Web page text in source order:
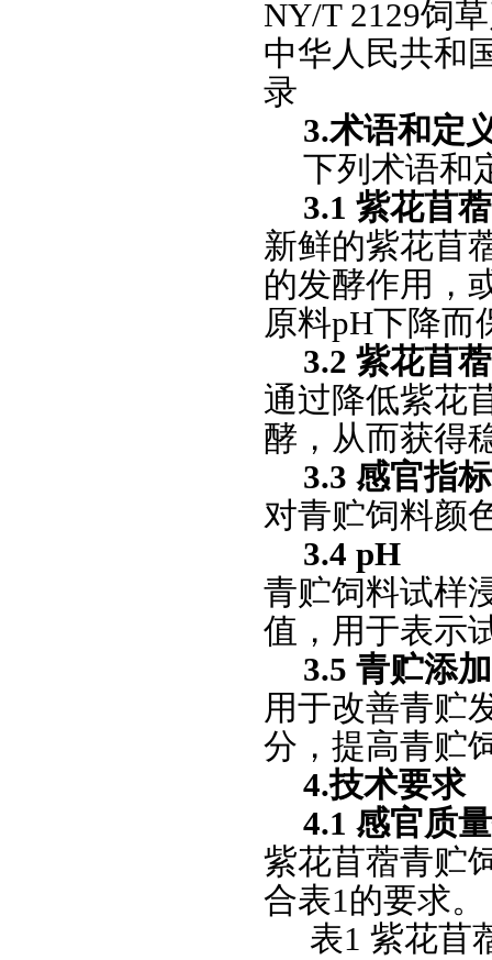
NY/T 2129饲
中华人民共和
录
3.术语和定
下列术语和
3.1 紫花苜
新鲜的紫花苜
的发酵作用，
原料pH下降而
3.2 紫花苜
通过降低紫花
酵，从而获得
3.3 感官指
对青贮饲料颜
3.4 pH
青贮饲料试样
值，用于表示
3.5 青贮添
用于改善青贮
分，提高青贮
4.技术要求
4.1 感官质
紫花苜蓿青贮
合表1的要求。
表1 紫花苜